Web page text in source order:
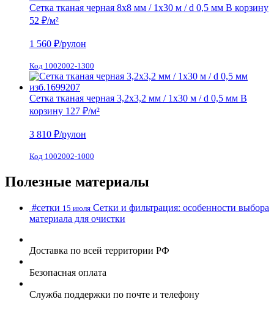
Сетка тканая черная 8х8 мм / 1х30 м / d 0,5 мм В корзину
52 ₽/м²
1 560 ₽/рулон
Код 1002002-1300
Сетка тканая черная 3,2х3,2 мм / 1х30 м / d 0,5 мм В
корзину 127 ₽/м²
3 810 ₽/рулон
Код 1002002-1000
Полезные материалы
#cетки 15 июля Сетки и фильтрация: особенности выбора
материала для очистки
Доставка по всей территории РФ
Безопасная оплата
Служба поддержки по почте и телефону